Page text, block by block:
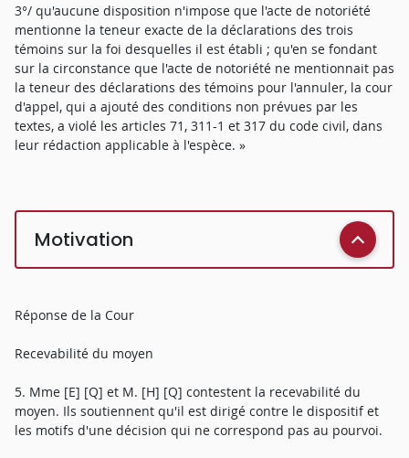
3°/ qu'aucune disposition n'impose que l'acte de notoriété
mentionne la teneur exacte de la déclarations des trois
témoins sur la foi desquelles il est établi ; qu'en se fondant
sur la circonstance que l'acte de notoriété ne mentionnait pas
la teneur des déclarations des témoins pour l'annuler, la cour
d'appel, qui a ajouté des conditions non prévues par les
textes, a violé les articles 71, 311-1 et 317 du code civil, dans
leur rédaction applicable à l'espèce. »
Motivation
Réponse de la Cour
Recevabilité du moyen
5. Mme [E] [Q] et M. [H] [Q] contestent la recevabilité du
moyen. Ils soutiennent qu'il est dirigé contre le dispositif et
les motifs d'une décision qui ne correspond pas au pourvoi.